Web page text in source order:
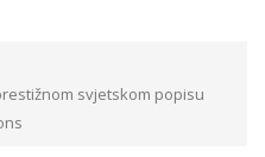
svjetskom popisu